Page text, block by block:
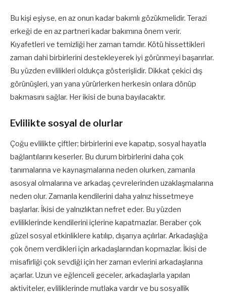
Bu kişi eşiyse, en az onun kadar bakımlı gözükmelidir. Terazi
erkeği de en az partneri kadar bakımına önem verir.
Kıyafetleri ve temizliği her zaman tamdır. Kötü hissettikleri
zaman dahi birbirlerini destekleyerek iyi görünmeyi başarırlar.
Bu yüzden evlilikleri oldukça gösterişlidir. Dikkat çekici dış
görünüşleri, yan yana yürürlerken herkesin onlara dönüp
bakmasını sağlar. Her ikisi de buna bayılacaktır.
Evlilikte sosyal de olurlar
Çoğu evlilikte çiftler; birbirlerini eve kapatıp, sosyal hayatla
bağlantılarını keserler. Bu durum birbirlerini daha çok
tanımalarına ve kaynaşmalarına neden olurken, zamanla
asosyal olmalarına ve arkadaş çevrelerinden uzaklaşmalarına
neden olur. Zamanla kendilerini daha yalnız hissetmeye
başlarlar. İkisi de yalnızlıktan nefret eder. Bu yüzden
evliliklerinde kendilerini içlerine kapatmazlar. Beraber çok
güzel sosyal etkinliklere katılıp, dışarıya açılırlar. Arkadaşlığa
çok önem verdikleri için arkadaşlarından kopmazlar. İkisi de
misafirliği çok sevdiği için her zaman evlerini arkadaşlarına
açarlar. Uzun ve eğlenceli geceler, arkadaşlarla yapılan
aktiviteler, evliliklerinde mutlaka vardır ve bu sosyallik